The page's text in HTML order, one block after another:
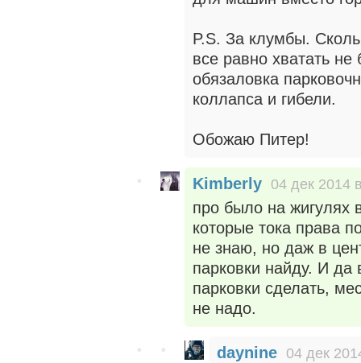
P.S. За клумбы.
все равно хватать не
обязаловка
коллапса и гибели.
Обожаю Питер!
Kimberly 04 дек 2014
про было на жигулях
которые тока права
не знаю, но даж в
парковки найду. И
парковки сделать,
не надо.
daynine 04 дек